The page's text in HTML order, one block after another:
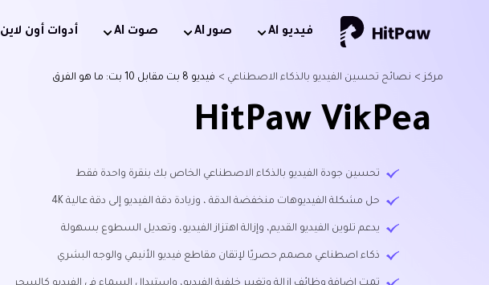
فيديو Al صور AI صوت AI أدوات أون لاين
مركز > نصائح تحسين الفيديو بالذكاء الاصطناعي > فيديو 8 بت مقابل 10 بت: ما هو الفرق
HitPaw VikPea
تحسين جودة الفيديو بالذكاء الاصطناعي الخاص بك بنقرة واحدة فقط
حل مشكلة الفيديوهات منخفضة الدقة ، وزيادة دقة الفيديو إلى دقة عالية 4K
يدعم تلوين الفيديو القديم، وإزالة اهتزاز الفيديو، وتعديل السطوع بسهولة
ذكاء اصطناعي مصمم حصريًا لإتقان مقاطع فيديو الأنيمي والوجه البشري